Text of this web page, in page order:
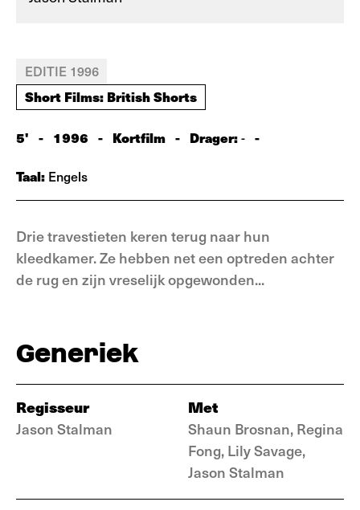
EDITIE 1996
Short Films: British Shorts
5' - 1996 - Kortfilm - Drager:- -
Taal: Engels
Drie travestieten keren terug naar hun
kleedkamer. Ze hebben net een optreden achter
de rug en zijn vreselijk opgewonden...
Generiek
Regisseur
Jason Stalman
Met
Shaun Brosnan, Regina
Fong, Lily Savage,
Jason Stalman